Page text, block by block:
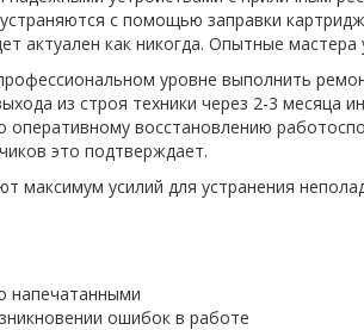
с помощью заправки
актуален как никогда. Опытные
уровне выполнить
из строя техники через 2-3 месяца
оперативному восстановлению
это подтверждает.
максимум усилий для устранения
напечатанными
ошибок в работе